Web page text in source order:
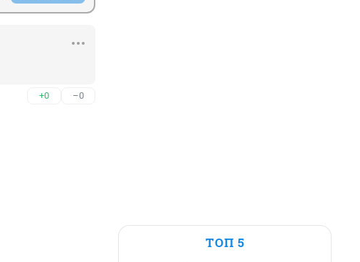
+0 –0
ТОП 5